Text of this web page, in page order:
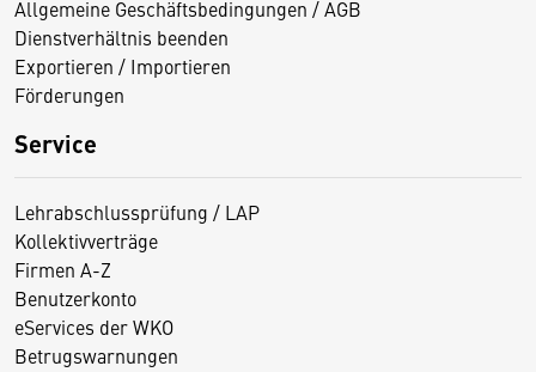
Allgemeine Geschäftsbedingungen / AGB
Dienstverhältnis beenden
Exportieren / Importieren
Förderungen
Service
Lehrabschlussprüfung / LAP
Kollektivverträge
Firmen A-Z
Benutzerkonto
eServices der WKO
Betrugswarnungen